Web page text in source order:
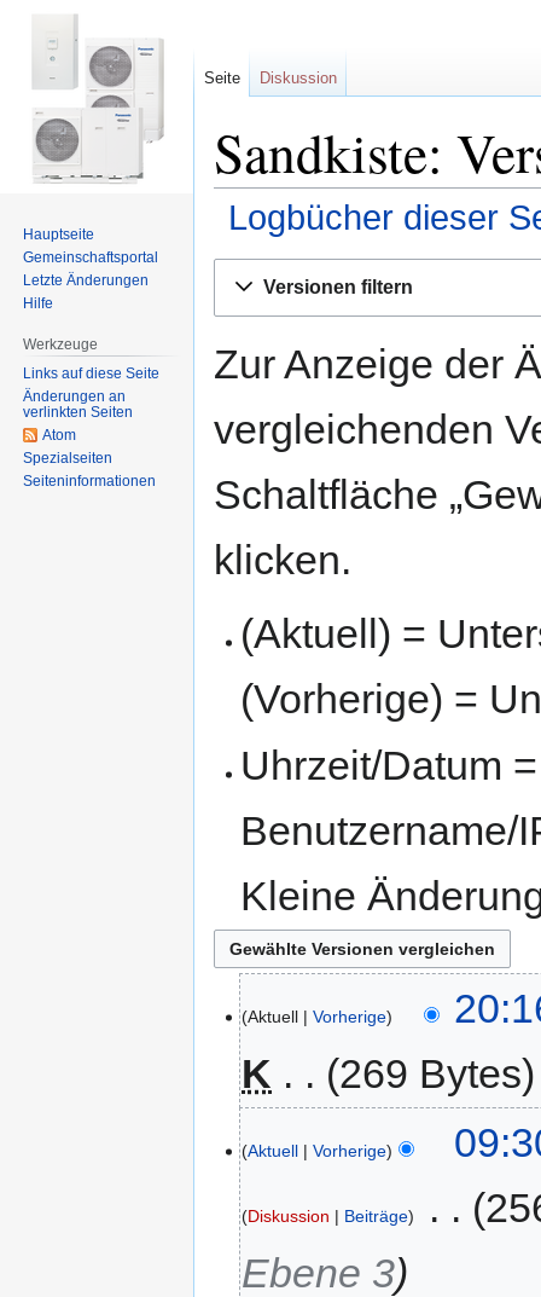
Sandkiste:
Logbücher dieser
Navigation
Suche
Versionen filtern
Zur Anzeige der
vergleichenden
Schaltfläche
klicken.
(Aktuell) =
(Vorherige) =
Uhrzeit/Datum
Benutzername/
Kleine
Aktuell Vorherige
K
269 Bytes
Aktuell Vorherige
Diskussion Beiträge
Ebene 3
Seite Diskussion
Hauptseite
Gemeinschafts­portal
Letzte Änderungen
Hilfe
Werkzeuge
Links auf diese Seite
Änderungen an
verlinkten Seiten
Atom
Spezialseiten
Seiten­informationen